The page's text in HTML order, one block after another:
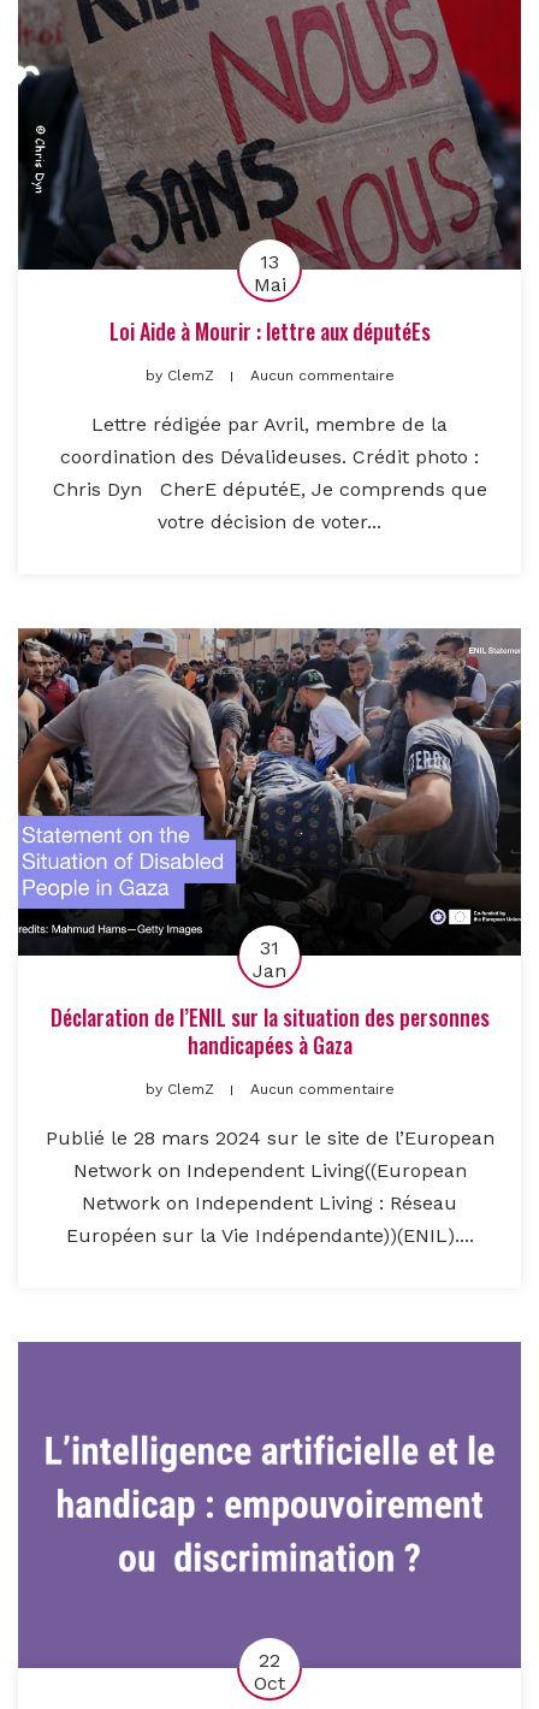
13
Mai
Loi Aide à Mourir : lettre aux députéEs
byClemZ Aucun commentaire
Lettre rédigée par Avril, membre de la
coordination des Dévalideuses. Crédit photo :
Chris Dyn CherE députéE, Je comprends que
votre décision de voter...
31
Jan
Déclaration de l’ENIL sur la situation des personnes
handicapées à Gaza
byClemZ Aucun commentaire
Publié le 28 mars 2024 sur le site de l’European
Network on Independent Living((European
Network on Independent Living : Réseau
Européen sur la Vie Indépendante))(ENIL)....
22
Oct